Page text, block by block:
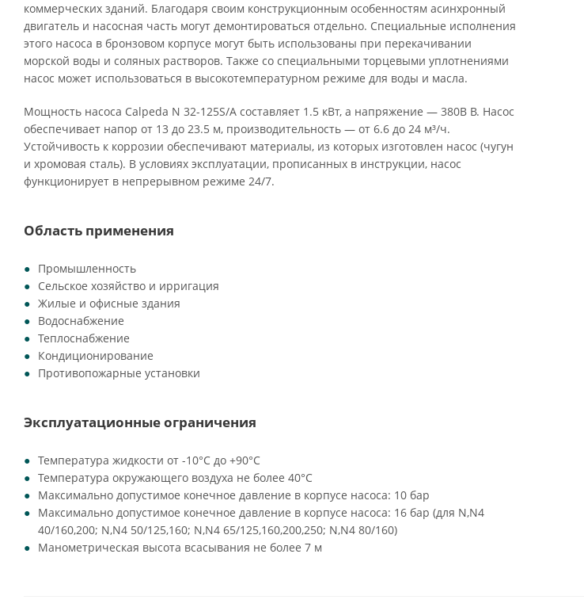
коммерческих зданий. Благодаря своим конструкционным особенностям асинхронный
двигатель и насосная часть могут демонтироваться отдельно. Специальные исполнения
этого насоса в бронзовом корпусе могут быть использованы при перекачивании
морской воды и соляных растворов. Также со специальными торцевыми уплотнениями
насос может использоваться в высокотемпературном режиме для воды и масла.
Мощность насоса Calpeda N 32-125S/A составляет 1.5 кВт, а напряжение — 380В В. Насос
обеспечивает напор от 13 до 23.5 м, производительность — от 6.6 до 24 м³/ч.
Устойчивость к коррозии обеспечивают материалы, из которых изготовлен насос (чугун
и хромовая сталь). В условиях эксплуатации, прописанных в инструкции, насос
функционирует в непрерывном режиме 24/7.
Область применения
Промышленность
Сельское хозяйство и ирригация
Жилые и офисные здания
Водоснабжение
Теплоснабжение
Кондиционирование
Противопожарные установки
Эксплуатационные ограничения
Температура жидкости от -10°C до +90°C
Температура окружающего воздуха не более 40°C
Максимально допустимое конечное давление в корпусе насоса: 10 бар
Максимально допустимое конечное давление в корпусе насоса: 16 бар (для N,N4
40/160,200; N,N4 50/125,160; N,N4 65/125,160,200,250; N,N4 80/160)
Манометрическая высота всасывания не более 7 м